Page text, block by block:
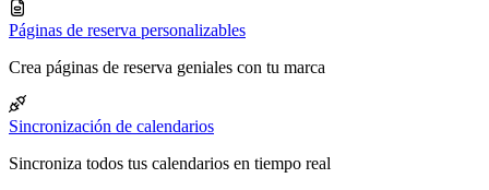
Páginas de reserva personalizables
Crea páginas de reserva geniales con tu marca
Sincronización de calendarios
Sincroniza todos tus calendarios en tiempo real